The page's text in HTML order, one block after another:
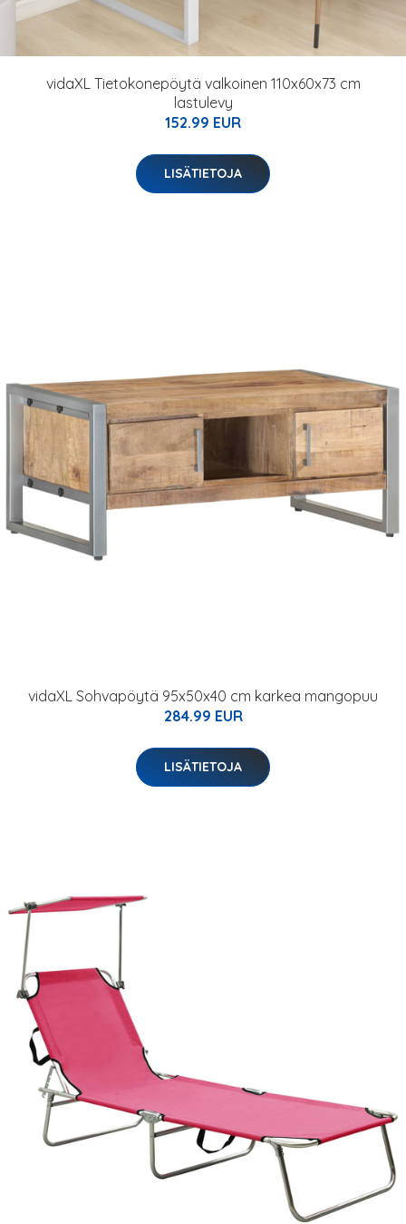
vidaXL Tietokonepöytä valkoinen 110x60x73 cm
lastulevy
152.99 EUR
LISÄTIETOJA
vidaXL Sohvapöytä 95x50x40 cm karkea mangopuu
284.99 EUR
LISÄTIETOJA